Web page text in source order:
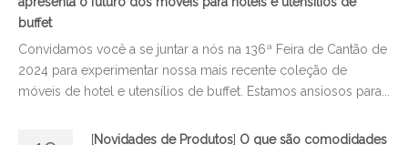
buffet
Convidamos você a se juntar a nós na 136ª Feira de Cantão de
2024 para experimentar nossa mais recente coleção de
móveis de hotel e utensílios de buffet. Estamos ansiosos para...
[Novidades de Produtos] O que são comodidades